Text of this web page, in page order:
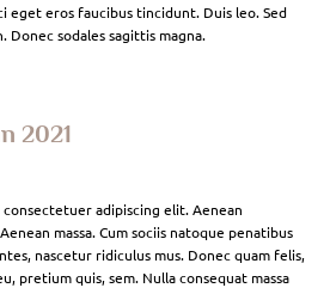
eget eros faucibus tincidunt. Duis leo. Sed
Donec sodales sagittis magna.
2021
adipiscing elit. Aenean
massa. Cum sociis natoque penatibus
nascetur ridiculus mus. Donec quam felis,
pretium quis, sem. Nulla consequat massa